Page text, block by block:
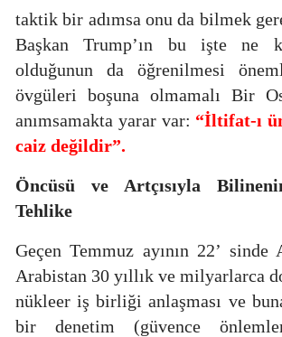
taktik bir adımsa onu da bilmek
Başkan Trump’ın bu işte ne
olduğunun da öğrenilmesi
övgüleri boşuna olmamalı Bir
anımsamakta yarar var: “İltifat-ı
caiz değildir”.
Öncüsü ve Artçısıyla
Tehlike
Geçen Temmuz ayının 22’
Arabistan 30 yıllık ve milyarlarca
nükleer iş birliği anlaşması ve
bir denetim (güvence